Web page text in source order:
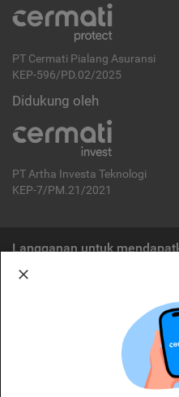
PT Cermati Pialang Asuransi
KEP-596/PD.02/2025
Didukung oleh
PT Artha Investa Teknologi
KEP-7/PM.21/2021
Langganan untuk
Cermati merupakan penyelenggara
OJK. Oleh karena itu, produk dan/
ditawarkan bukan merupakan
diterbitkan oleh Cermati dan